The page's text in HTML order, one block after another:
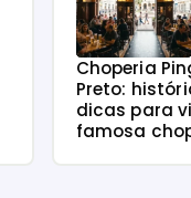
Choperia
Preto:
dicas para
famosa